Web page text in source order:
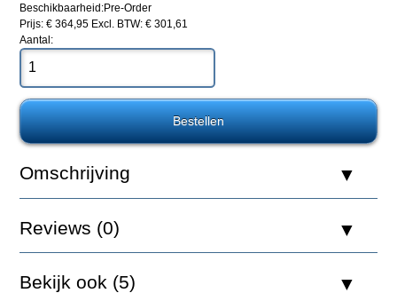
Aquatronica
ACQ240
modules
garanderen
belangrijke
te
Beschikbaarheid:Pre-Order
Prijs: € 364,95 Excl. BTW: € 301,61
Aantal:
Omschrijving
Reviews (0)
Bekijk ook (5)